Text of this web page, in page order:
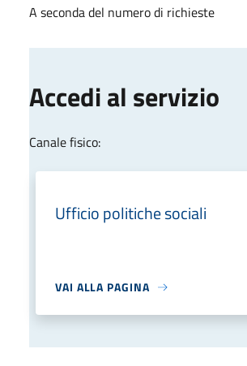
A seconda del numero di richieste
Accedi al servizio
Canale fisico:
Ufficio politiche sociali
VAI ALLA PAGINA